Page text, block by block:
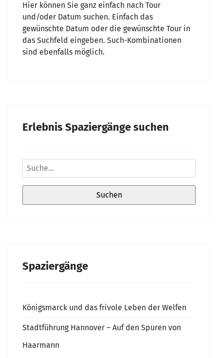
Hier können Sie ganz einfach nach Tour
und/oder Datum suchen. Einfach das
gewünschte Datum oder die gewünschte Tour in
das Suchfeld eingeben. Such-Kombinationen
sind ebenfalls möglich.
Erlebnis Spaziergänge suchen
Spaziergänge
Königsmarck und das frivole Leben der Welfen
Stadtführung Hannover – Auf den Spuren von
Haarmann